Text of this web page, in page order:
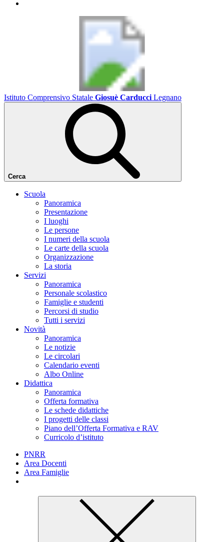
Istituto Comprensivo Statale Giosuè Carducci Legnano
Cerca
Scuola
Panoramica
Presentazione
I luoghi
Le persone
I numeri della scuola
Le carte della scuola
Organizzazione
La storia
Servizi
Panoramica
Personale scolastico
Famiglie e studenti
Percorsi di studio
Tutti i servizi
Novità
Panoramica
Le notizie
Le circolari
Calendario eventi
Albo Online
Didattica
Panoramica
Offerta formativa
Le schede didattiche
I progetti delle classi
Piano dell’Offerta Formativa e RAV
Curricolo d’istituto
PNRR
Area Docenti
Area Famiglie